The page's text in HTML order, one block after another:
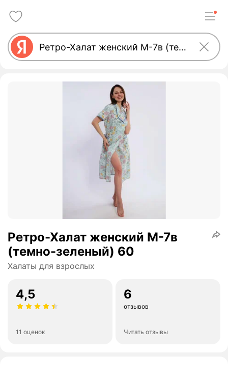
Ретро-Халат женский М-7в
(темно-зеленый) 60
Халаты для взрослых
4,5
11 оценок
6
отзывов
Читать отзывы